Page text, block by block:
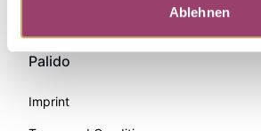
Ablehnen
Palido
Imprint